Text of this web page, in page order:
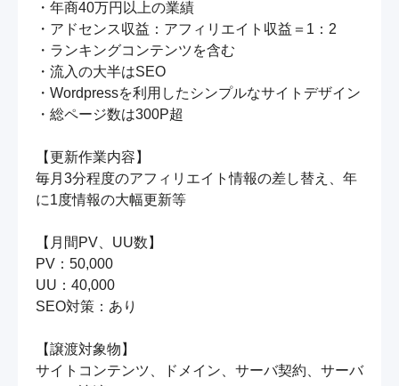
・年商40万円以上の業績
・アドセンス収益：アフィリエイト収益＝1：2
・ランキングコンテンツを含む
・流入の大半はSEO
・Wordpressを利用したシンプルなサイトデザイン
・総ページ数は300P超
【更新作業内容】
毎月3分程度のアフィリエイト情報の差し替え、年
に1度情報の大幅更新等
【月間PV、UU数】
PV：50,000
UU：40,000
SEO対策：あり
【譲渡対象物】
サイトコンテンツ、ドメイン、サーバ契約、サーバ